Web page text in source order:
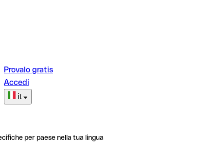
Provalo gratis
Accedi
it
per paese nella tua lingua